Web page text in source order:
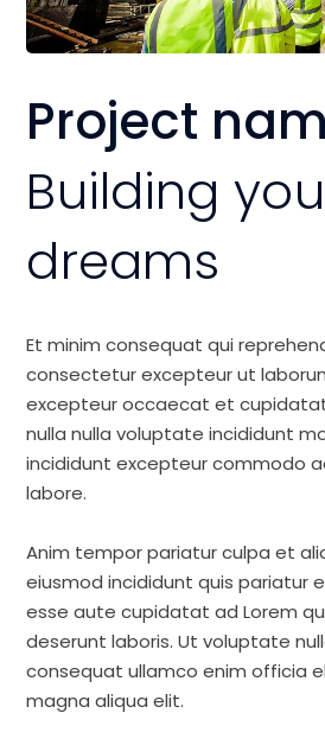
Project
Building
dreams
Et minim consequat qui
consectetur excepteur ut
excepteur occaecat et
nulla nulla voluptate incididunt
incididunt excepteur commodo
labore.
Anim tempor pariatur culpa et
eiusmod incididunt quis pariatur
esse aute cupidatat ad Lorem
deserunt laboris. Ut voluptate
consequat ullamco enim officia
magna aliqua elit.